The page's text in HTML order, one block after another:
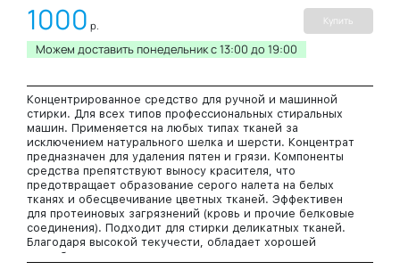
1000 р. Купить
Можем доставить понедельник c 13:00 до 19:00
Концентрированное средство для ручной и машинной
стирки. Для всех типов профессиональных стиральных
машин. Применяется на любых типах тканей за
исключением натурального шелка и шерсти. Концентрат
предназначен для удаления пятен и грязи. Компоненты
средства препятствуют выносу красителя, что
предотвращает образование серого налета на белых
тканях и обесцвечивание цветных тканей. Эффективен
для протеиновых загрязнений (кровь и прочие белковые
соединения). Подходит для стирки деликатных тканей.
Благодаря высокой текучести, обладает хорошей
способностью к дозированию при использовании